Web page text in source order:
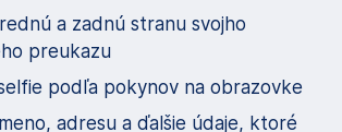
a zadnú stranu svojho
preukazu
podľa pokynov na obrazovke
adresu a ďalšie údaje, ktoré